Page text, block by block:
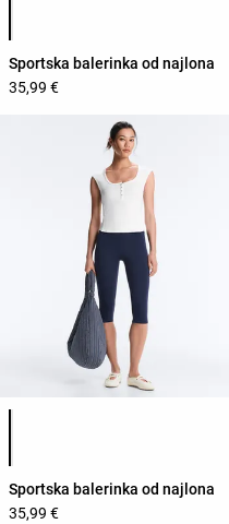
Sportska balerinka od najlona
35,99 €
Sportska balerinka od najlona
35,99 €